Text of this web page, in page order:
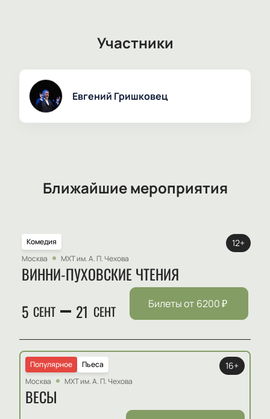
Участники
Евгений Гришковец
Ближайшие мероприятия
Комедия
Москва
МХТ им. А. П. Чехова
ВИННИ-ПУХОВСКИЕ ЧТЕНИЯ
5 СЕНТ 21 СЕНТ
12+
Билеты от 6200₽
Пьеса
Популярное
Москва
МХТ им. А. П. Чехова
ВЕСЫ
16+